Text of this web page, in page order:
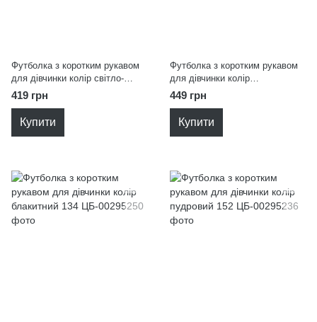
Футболка з коротким рукавом
для дівчинки колір світло-
бежевий 152
419 грн
Купити
Футболка з коротким рукавом
для дівчинки колір
помаранчевий 134
449 грн
Купити